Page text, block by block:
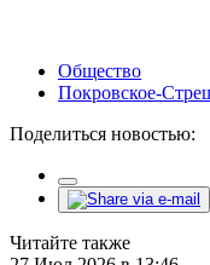
Общество
Покровское-
Поделиться новостью:
Читайте также